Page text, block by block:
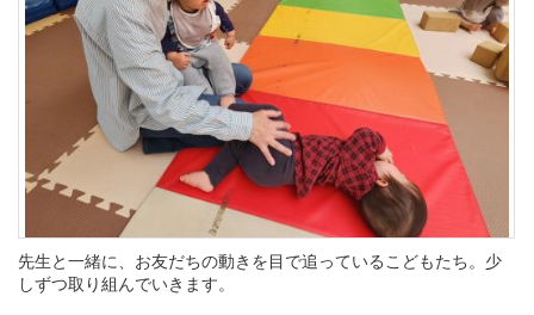
先生と一緒に、お友だちの動きを目で追っているこどもたち。少
しずつ取り組んでいきます。